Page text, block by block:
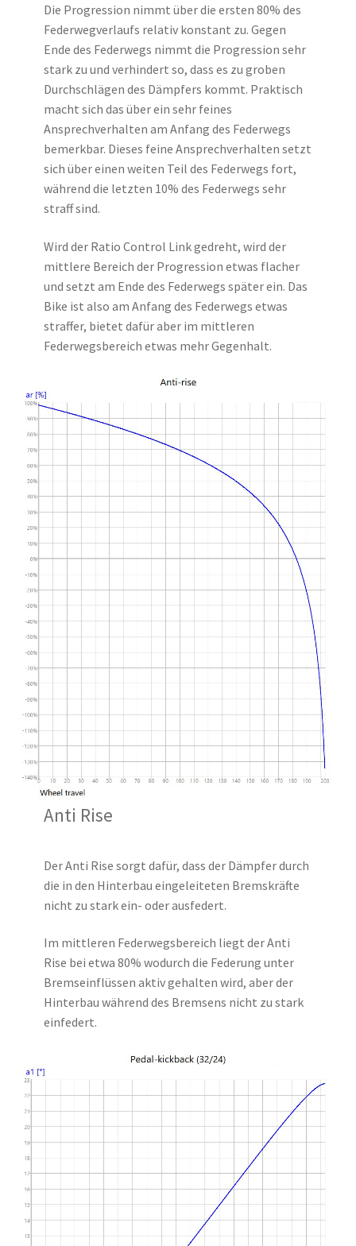
Die Progression nimmt über die ersten 80% des
Federwegverlaufs relativ konstant zu. Gegen
Ende des Federwegs nimmt die Progression sehr
stark zu und verhindert so, dass es zu groben
Durchschlägen des Dämpfers kommt. Praktisch
macht sich das über ein sehr feines
Ansprechverhalten am Anfang des Federwegs
bemerkbar. Dieses feine Ansprechverhalten setzt
sich über einen weiten Teil des Federwegs fort,
während die letzten 10% des Federwegs sehr
straff sind.
Wird der Ratio Control Link gedreht, wird der
mittlere Bereich der Progression etwas flacher
und setzt am Ende des Federwegs später ein. Das
Bike ist also am Anfang des Federwegs etwas
straffer, bietet dafür aber im mittleren
Federwegsbereich etwas mehr Gegenhalt.
Anti Rise
Der Anti Rise sorgt dafür, dass der Dämpfer durch
die in den Hinterbau eingeleiteten Bremskräfte
nicht zu stark ein- oder ausfedert.
Im mittleren Federwegsbereich liegt der Anti
Rise bei etwa 80% wodurch die Federung unter
Bremseinflüssen aktiv gehalten wird, aber der
Hinterbau während des Bremsens nicht zu stark
einfedert.